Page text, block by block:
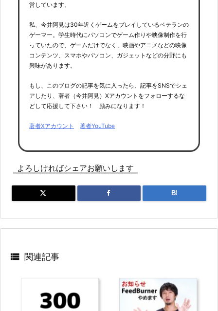
営しています。
私、今井阿見は30年近くゲームをプレイしているベテランの
ゲーマー。学生時代にパソコンでゲーム作りや映像制作を行
っていたので、ゲームだけでなく、映画やアニメなどの映像
コンテンツ、スマホやパソコン、ガジェットなどの分野にも
興味があります。
もし、このブログの記事を気に入ったら、記事をSNSでシェ
アしたり、著者（今井阿見）Xアカウントをフォローするな
どして応援して下さい！ 励みになります！
著者Xアカウント 著者YouTube
よろしければシェアお願いします
B!
 関連記事